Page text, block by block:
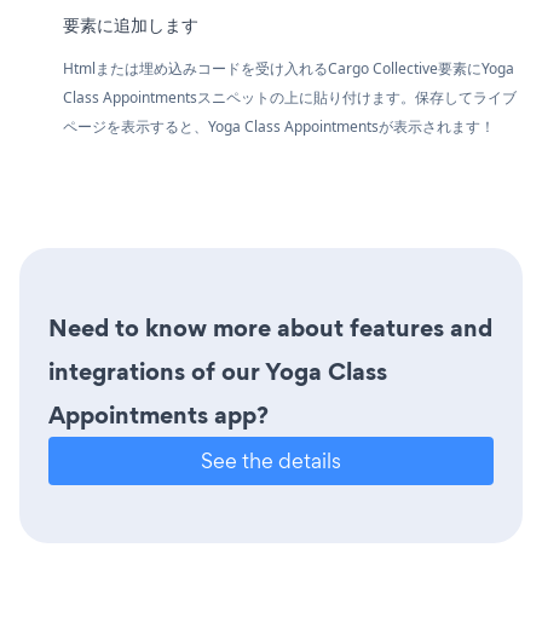
要素に追加します
Htmlまたは埋め込みコードを受け入れるCargo Collective要素にYoga
Class Appointmentsスニペットの上に貼り付けます。保存してライブ
ページを表示すると、Yoga Class Appointmentsが表示されます！
Need to know more about features and
integrations of our Yoga Class
Appointments app?
See the details